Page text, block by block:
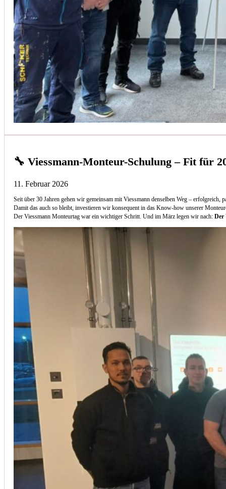
🔧 Viessmann-Monteur-Schulung – Fit für
11. Februar 2026
Seit über 30 Jahren gehen wir gemeinsam mit Viessmann denselben Weg – erfolgreich,
Damit das auch so bleibt, investieren wir konsequent in das Know-how unserer
Der Viessmann Monteurtag war ein wichtiger Schritt. Und im März legen wir nach:Der
Installation von Klimaanlagen
SERVICE
Wir legen großen Wert auf Qualität und
Kundenzufriedenheit. Bei der Installation von
Klimaanlagen verwenden wir nur hochwertige
Produkte führender Hersteller und gewährleisten,
dass jede Installation nicht nur effizient, sondern
auch energieeinsparend ist.